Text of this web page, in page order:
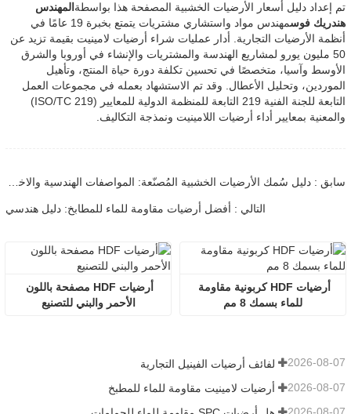
تم إعداد دليل أسعار الأرضيات الخشبية المصفحة هذا بواسطة المهندس
هندريك فوس
مهندس مواد واستشاري مشتريات يتمتع بخبرة 19 عامًا في
أنظمة الأرضيات التجارية. أدار عمليات شراء أرضيات لامينيت بقيمة تزيد عن
50 مليون يورو لمشاريع الهندسة والمشتريات والإنشاء في أوروبا والشرق
الأوسط وآسيا، متخصصًا في تحسين تكلفة دورة حياة المنتج، وتأهيل
الموردين، وتحليل الأعطال. وقد تم الاستشهاد بعمله في مجموعات العمل
التابعة للجنة الفنية 219 التابعة للمنظمة الدولية للمعايير (ISO/TC 219)
والمعنية بمعايير أداء أرضيات اللامينيت ونمذجة التكاليف.
سابق : دليل سُمك الأرضيات الخشبية المُصنّعة: المواصفات الهندسية والاختيار
التالي : أفضل أرضيات مقاومة للماء للمطابخ: دليل هندسي
الأحمر والبني للتصنيع
للماء بسمك 8 مم
لفائف أرضيات الفينيل التجارية 2026-08-07
أرضيات لامينيت مقاومة للماء للمطبخ 2026-08-07